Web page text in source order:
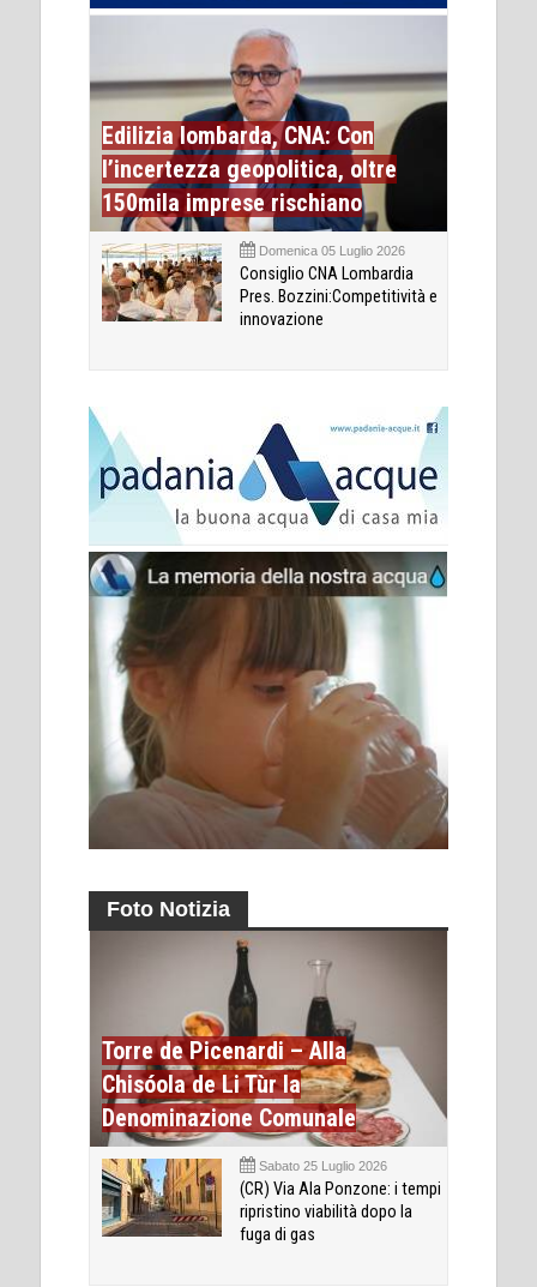
Edilizia lombarda, CNA: Con
l’incertezza geopolitica, oltre
150mila imprese rischiano
Domenica 05 Luglio 2026
Consiglio CNA Lombardia
Pres. Bozzini:Competitività e
innovazione
Foto Notizia
Torre de Picenardi – Alla
Chisóola de Li Tùr la
Denominazione Comunale
Sabato 25 Luglio 2026
(CR) Via Ala Ponzone: i tempi
ripristino viabilità dopo la
fuga di gas